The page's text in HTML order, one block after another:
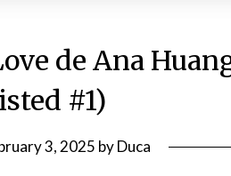
de Ana
#1)
3, 2025 byDuca